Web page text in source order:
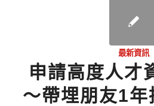
最新資訊
申請高度人才
～帶埋朋友1年